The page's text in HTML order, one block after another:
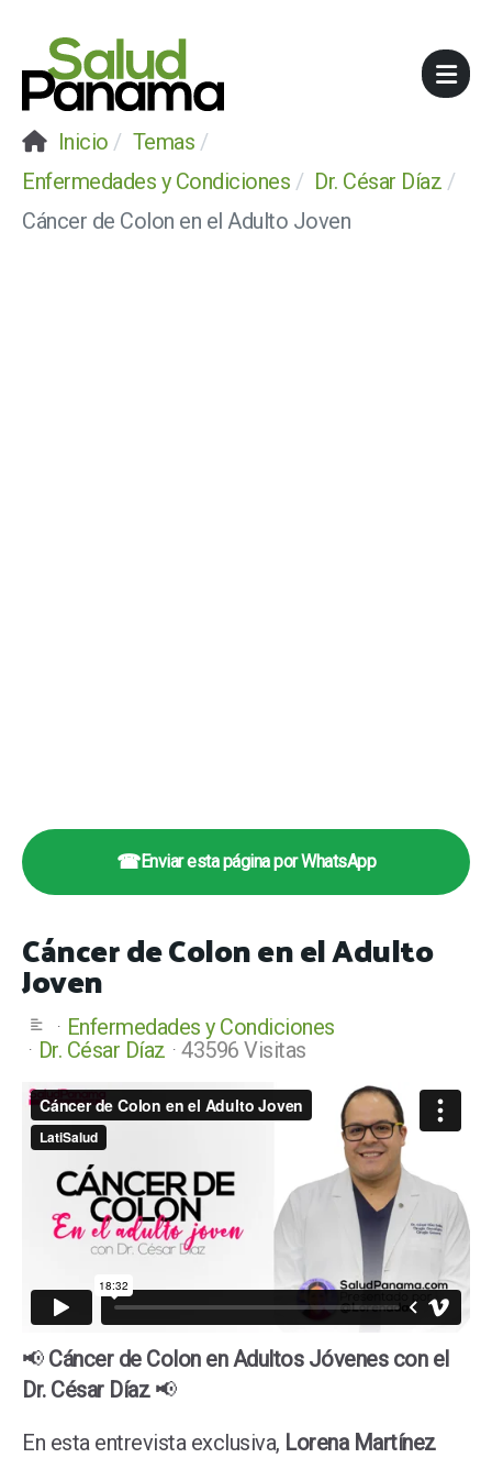
Inicio
Temas
Enfermedades y Condiciones
Dr. César Díaz
Cáncer de Colon en el Adulto Joven
☎Enviar esta página por WhatsApp
Cáncer de Colon en el Adulto
Joven
Enfermedades y Condiciones
Dr. César Díaz
43596 Visitas
📢 Cáncer de Colon en Adultos Jóvenes con el
Dr. César Díaz📢
En esta entrevista exclusiva, Lorena Martínez